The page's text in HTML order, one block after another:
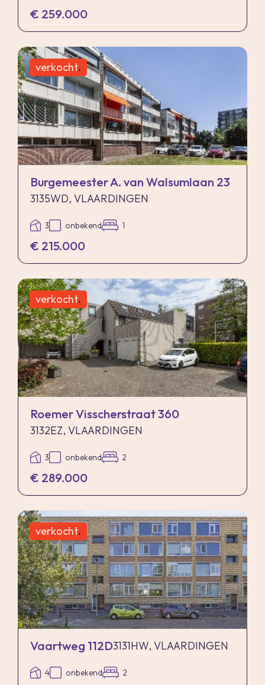
€ 259.000
verkocht.
Burgemeester A. van Walsumlaan 23
3135WD, VLAARDINGEN
3 onbekend 1
€ 215.000
verkocht.
Roemer Visscherstraat 360
3132EZ, VLAARDINGEN
3 onbekend 2
€ 289.000
verkocht.
Vaartweg 112D3131HW, VLAARDINGEN
4 onbekend 2